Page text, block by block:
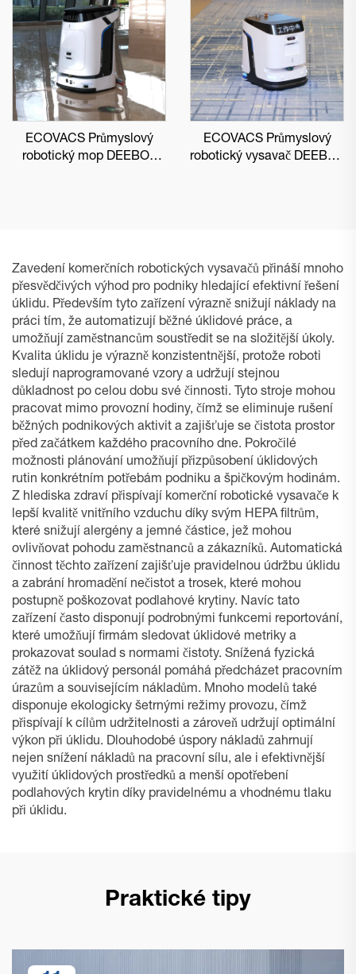
ECOVACS Průmyslový
robotický mop DEEBOT
ECOVACS Průmyslový
robotický vysavač DEEBOT
Zavedení komerčních robotických vysavačů přináší mnoho
přesvědčivých výhod pro podniky hledající efektivní řešení
úklidu. Především tyto zařízení výrazně snižují náklady na
práci tím, že automatizují běžné úklidové práce, a
umožňují zaměstnancům soustředit se na složitější úkoly.
Kvalita úklidu je výrazně konzistentnější, protože roboti
sledují naprogramované vzory a udržují stejnou
důkladnost po celou dobu své činnosti. Tyto stroje mohou
pracovat mimo provozní hodiny, čímž se eliminuje rušení
běžných podnikových aktivit a zajišťuje se čistota prostor
před začátkem každého pracovního dne. Pokročilé
možnosti plánování umožňují přizpůsobení úklidových
rutin konkrétním potřebám podniku a špičkovým hodinám.
Z hlediska zdraví přispívají komerční robotické vysavače k
lepší kvalitě vnitřního vzduchu díky svým HEPA filtrům,
které snižují alergény a jemné částice, jež mohou
ovlivňovat pohodu zaměstnanců a zákazníků. Automatická
činnost těchto zařízení zajišťuje pravidelnou údržbu úklidu
a zabrání hromadění nečistot a trosek, které mohou
postupně poškozovat podlahové krytiny. Navíc tato
zařízení často disponují podrobnými funkcemi reportování,
které umožňují firmám sledovat úklidové metriky a
prokazovat soulad s normami čistoty. Snížená fyzická
zátěž na úklidový personál pomáhá předcházet pracovním
úrazům a souvisejícím nákladům. Mnoho modelů také
disponuje ekologicky šetrnými režimy provozu, čímž
přispívají k cílům udržitelnosti a zároveň udržují optimální
výkon při úklidu. Dlouhodobé úspory nákladů zahrnují
nejen snížení nákladů na pracovní sílu, ale i efektivnější
využití úklidových prostředků a menší opotřebení
podlahových krytin díky pravidelnému a vhodnému tlaku
při úklidu.
Praktické tipy